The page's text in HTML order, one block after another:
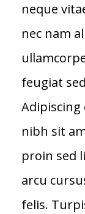
neque
nec nam
feugiat
nibh sit
proin sed
arcu
felis.